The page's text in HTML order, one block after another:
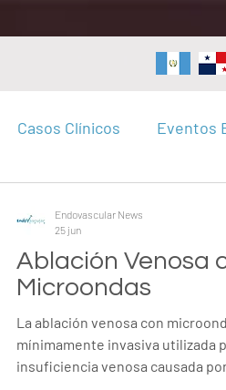
Casos Clínicos Eventos
Ablación Venosa
Microondas
La ablación venosa con
mínimamente invasiva utilizada
insuficiencia venosa causada
Endovascular News
25 jun